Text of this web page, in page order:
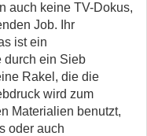
auch keine TV-Dokus,
Job. Ihr
ist ein
durch ein Sieb
Rakel, die die
wird zum
Materialien benutzt,
oder auch